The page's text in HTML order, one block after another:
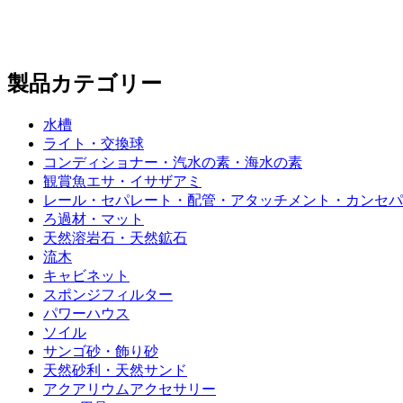
製品カテゴリー
水槽
ライト・交換球
コンディショナー・汽水の素・海水の素
観賞魚エサ・イサザアミ
レール・セパレート・配管・アタッチメント・カンセ
ろ過材・マット
天然溶岩石・天然鉱石
流木
キャビネット
スポンジフィルター
パワーハウス
ソイル
サンゴ砂・飾り砂
天然砂利・天然サンド
アクアリウムアクセサリー